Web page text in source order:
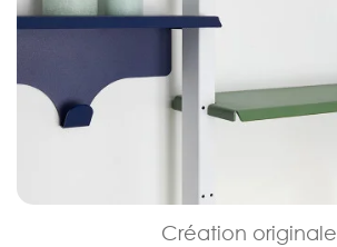
Création originale